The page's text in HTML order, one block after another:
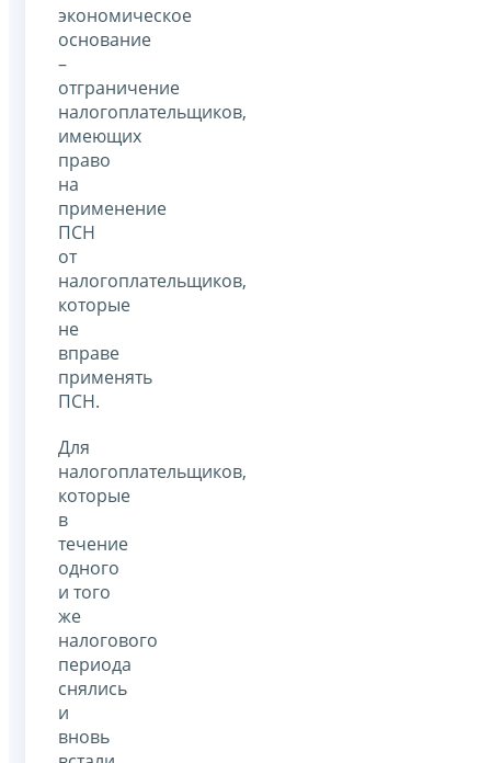
экономическое
основание
–
отграничение
налогоплательщиков,
имеющих
право
на
применение
ПСН
от
налогоплательщиков,
которые
не
вправе
применять
ПСН.
Для
налогоплательщиков,
которые
в
течение
одного
и того
же
налогового
периода
снялись
и
вновь